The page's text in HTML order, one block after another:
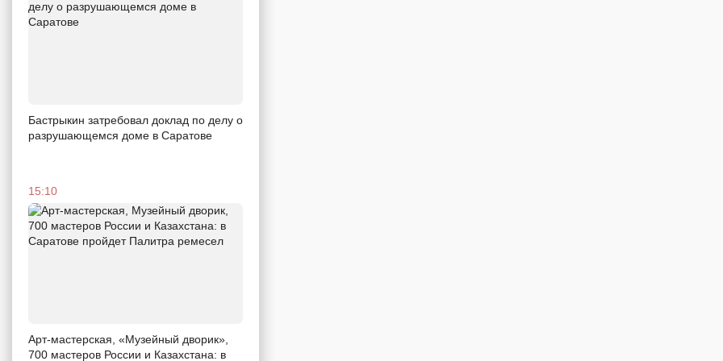
Бастрыкин затребовал доклад по делу о
разрушающемся доме в Саратове
15:10
Арт-мастерская, «Музейный дворик»,
700 мастеров России и Казахстана: в